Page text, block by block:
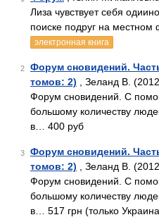
Лиза чувствует себя
поиске подруг на
электронная книга
2
Форум сновидений.
томов: 2) , Зеланд В.
Форум сновидений. С
большому количеству
в… 400 руб
3
Форум сновидений.
томов: 2) , Зеланд В.
Форум сновидений. С
большому количеству
в… 517 грн (только